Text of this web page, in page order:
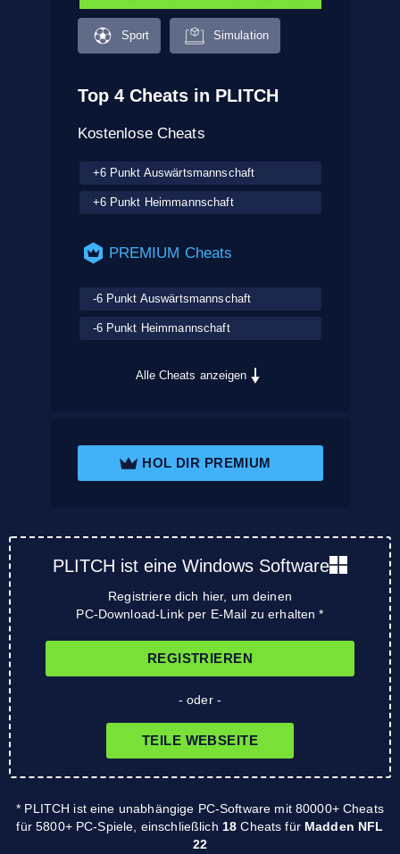
Sport Simulation
Top 4 Cheats in PLITCH
Kostenlose Cheats
+6 Punkt Auswärtsmannschaft
+6 Punkt Heimmannschaft
PREMIUM Cheats
-6 Punkt Auswärtsmannschaft
-6 Punkt Heimmannschaft
Alle Cheats anzeigen
HOL DIR PREMIUM
PLITCH ist eine Windows Software
Registriere dich hier, um deinen
PC-Download-Link per E-Mail zu erhalten *
REGISTRIEREN
- oder -
TEILE WEBSEITE
* PLITCH ist eine unabhängige PC-Software mit 80000+ Cheats
für 5800+ PC-Spiele, einschließlich 18 Cheats für Madden NFL
22